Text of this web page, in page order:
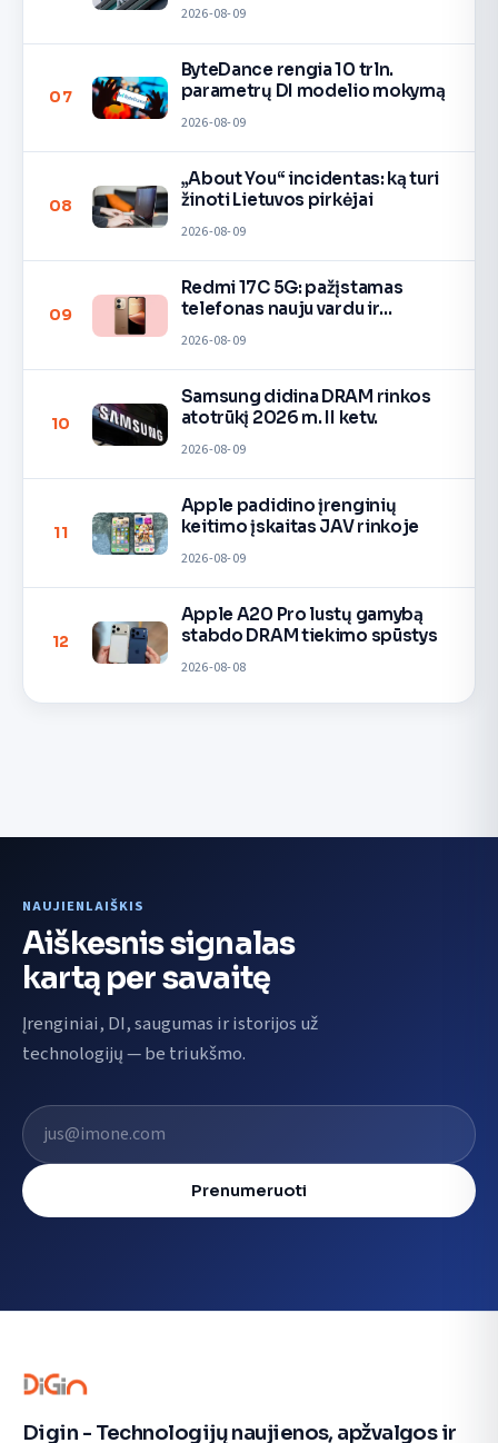
2026-08-09
07
ByteDance rengia 10 trln.
parametrų DI modelio mokymą
2026-08-09
08
„About You“ incidentas: ką turi
žinoti Lietuvos pirkėjai
2026-08-09
09
Redmi 17C 5G: pažįstamas
telefonas nauju vardu ir
2026-08-09
10
Samsung didina DRAM rinkos
atotrūkį 2026 m. II ketv.
2026-08-09
11
Apple padidino įrenginių
keitimo įskaitas JAV rinkoje
2026-08-09
12
Apple A20 Pro lustų gamybą
stabdo DRAM tiekimo spūstys
2026-08-08
NAUJIENLAIŠKIS
Aiškesnis signalas
kartą per savaitę
Įrenginiai, DI, saugumas ir istorijos už
technologijų — be triukšmo.
El. pašto adresas
Prenumeruoti
Digin - Technologijų naujienos, apžvalgos ir